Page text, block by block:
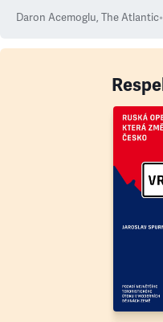
Daron Acemoglu, The Atlantic•